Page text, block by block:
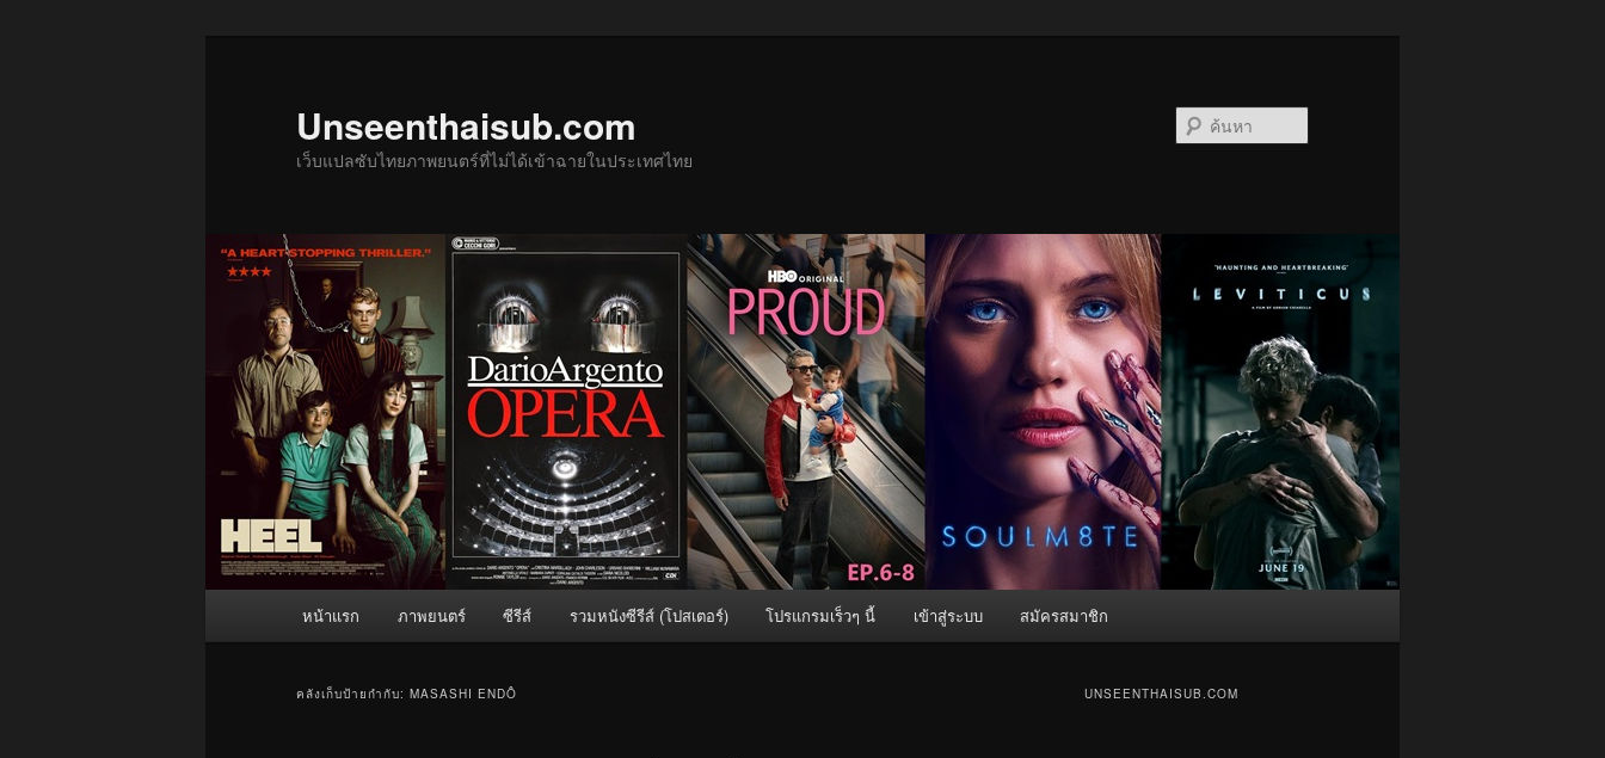
Unseenthaisub.com
เว็บแปลซับไทยภาพยนตร์ที่ไม่ได้เข้าฉายในประเทศไทย
หน้าแรก ภาพยนตร์ ซีรีส์ รวมหนังซีรีส์ (โปสเตอร์) โปรแกรมเร็วๆ นี้ เข้าสู่ระบบ สมัครสมาชิก
คลังเก็บป้ายกำกับ: MASASHI ENDÔ UNSEENTHAISUB.COM